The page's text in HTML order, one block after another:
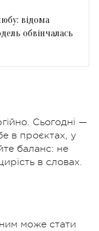
відома
обвінчалась
Сьогодні —
в проєктах, у
баланс: не
в словах.
може стати